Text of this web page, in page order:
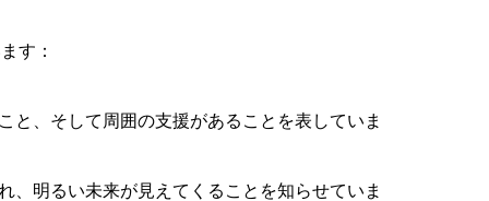
す：
と、そして周囲の支援があることを表していま
、明るい未来が見えてくることを知らせていま